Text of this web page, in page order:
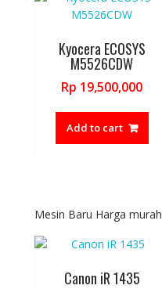
Kyocera ECOSYS
M5526CDW
Rp 19,500,000
Add to cart
Mesin Baru Harga murah
Canon iR 1435